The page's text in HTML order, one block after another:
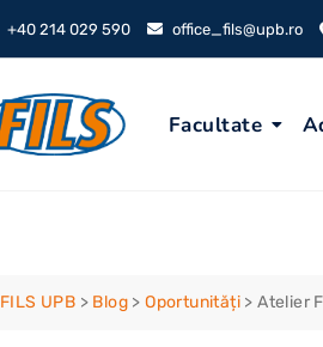
+40 214 029 590 office_fils@upb.ro
Facultate
FILS UPB > Blog >Oportunități >Atelier